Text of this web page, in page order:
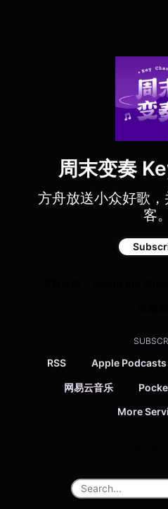
周末变奏
方舟放送小众好歌
客。
RSS Apple Podcasts
网易云音乐
More